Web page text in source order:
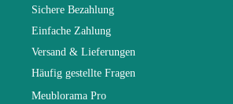
Sichere Bezahlung
Einfache Zahlung
Versand & Lieferungen
Häufig gestellte Fragen
Meublorama Pro